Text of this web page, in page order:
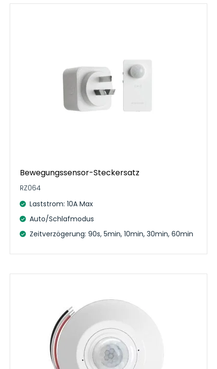
Bewegungssensor-Steckersatz
RZ064
Laststrom: 10A Max
Auto/Schlafmodus
Zeitverzögerung: 90s, 5min, 10min, 30min, 60min